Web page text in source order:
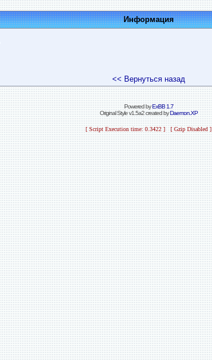
Информация
<< Вернуться назад
Powered byExBB 1.7
Original Style v1.5a2 created byDaemon.XP
[ Script Execution time: 0.3422 ] [ Gzip Disabled ]